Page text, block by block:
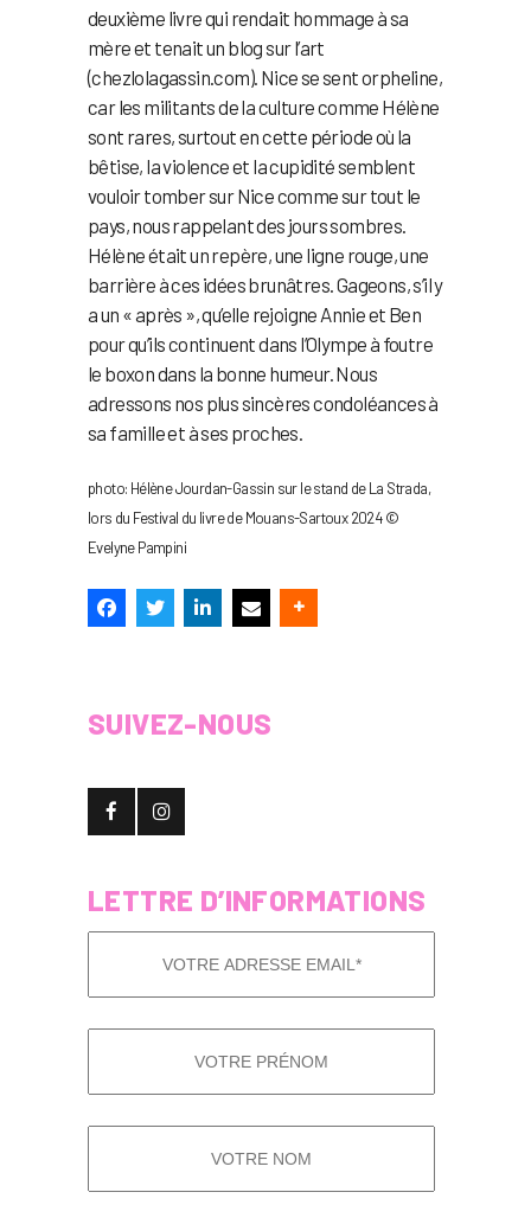
deuxième livre qui rendait hommage à sa
mère et tenait un blog sur l’art
(chezlolagassin.com). Nice se sent orpheline,
car les militants de la culture comme Hélène
sont rares, surtout en cette période où la
bêtise, la violence et la cupidité semblent
vouloir tomber sur Nice comme sur tout le
pays, nous rappelant des jours sombres.
Hélène était un repère, une ligne rouge, une
barrière à ces idées brunâtres. Gageons, s’il y
a un « après », qu’elle rejoigne Annie et Ben
pour qu’ils continuent dans l’Olympe à foutre
le boxon dans la bonne humeur. Nous
adressons nos plus sincères condoléances à
sa famille et à ses proches.
photo: Hélène Jourdan-Gassin sur le stand de La Strada,
lors du Festival du livre de Mouans-Sartoux 2024 ©
Evelyne Pampini
SUIVEZ-NOUS
LETTRE D’INFORMATIONS